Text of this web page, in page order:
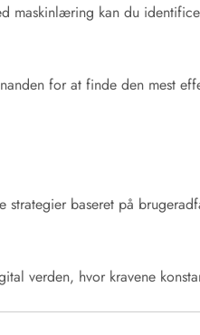
kan du
for at finde den mest
strategier baseret på
verden, hvor kravene